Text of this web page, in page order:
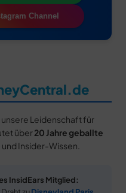
Channel
Leidenschaft für
über 20 Jahre geballte
und Insider-Wissen.
InsidEars Mitglied: